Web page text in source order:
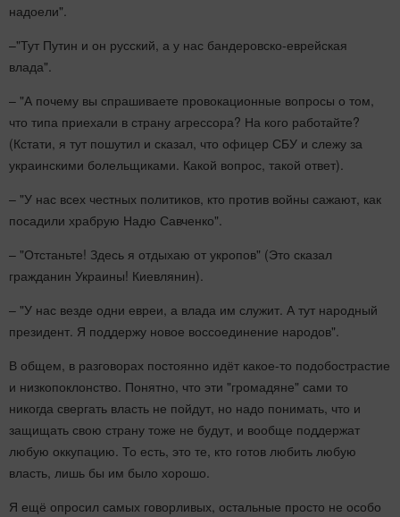
надоели".
–"Тут Путин и он русский, а у нас бандеровско-еврейская
влада".
– "А почему вы спрашиваете провокационные вопросы о том,
что типа приехали в страну агрессора? На кого работайте?
(Кстати, я тут пошутил и сказал, что офицер СБУ и слежу за
украинскими болельщиками. Какой вопрос, такой ответ).
– "У нас всех честных политиков, кто против войны сажают, как
посадили храбрую Надю Савченко".
– "Отстаньте! Здесь я отдыхаю от укропов" (Это сказал
гражданин Украины! Киевлянин).
– "У нас везде одни евреи, а влада им служит. А тут народный
президент. Я поддержу новое воссоединение народов".
В общем, в разговорах постоянно идёт какое-то подобострастие
и низкопоклонство. Понятно, что эти "громадяне" сами то
никогда свергать власть не пойдут, но надо понимать, что и
защищать свою страну тоже не будут, и вообще поддержат
любую оккупацию. То есть, это те, кто готов любить любую
власть, лишь бы им было хорошо.
Я ещё опросил самых говорливых, остальные просто не особо